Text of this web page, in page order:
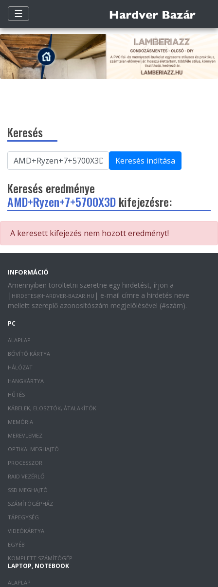
☰
Keresés
Keresés indítása
Keresés eredménye
AMD+Ryzen+7+5700X3Dkifejezésre:
A keresett kifejezés nem hozott eredményt!
INFORMÁCIÓ
Amennyiben töröltetni szeretne egy hirdetést, írjon a
| HIRDETES@HARDVER-BAZAR.HU | e-mail címre a hirdetés neve
mellett szereplő azonosítószám megjelölésével (#szám).
PC
ALAPLAP
BŐVÍTŐ KÁRTYA
HÁLÓZAT
HANGKÁRTYA
HŰTÉS
KÁBELEK, ELOSZTÓK, ÁTALAKÍTÓK
MEMÓRIA
MEREVLEMEZ
OPTIKAI MEGHAJTÓ
PROCESSZOR
RAID VEZÉRLŐ
SSD MEGHAJTÓ
SZÁMÍTÓGÉPHÁZ
TÁPEGYSÉG
VIDEÓKÁRTYA
EGYÉB
KOMPLETT SZÁMÍTÓGÉP
LAPTOP, NOTEBOOK
ALAPLAP